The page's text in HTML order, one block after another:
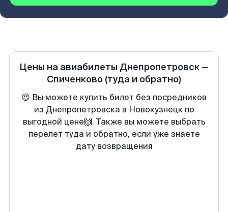
Цены на авиабилеты Днепропетровск —
Спиченково (туда и обратно)
😍 Вы можете купить билет без посредников
из Днепропетровска в Новокузнецк по
выгодной цене🙌. Также вы можете выбрать
перелет туда и обратно, если уже знаете
дату возвращения